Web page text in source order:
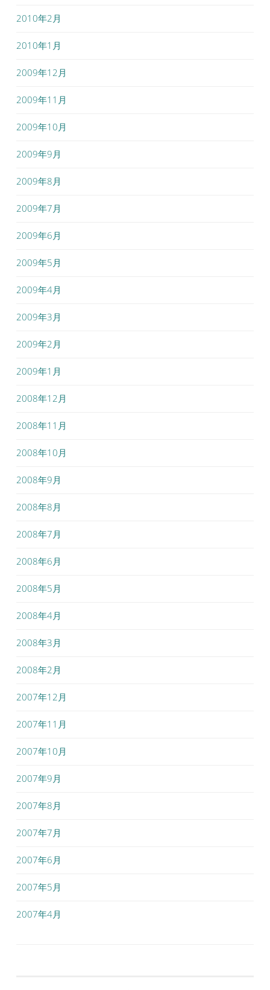
2010年2月
2010年1月
2009年12月
2009年11月
2009年10月
2009年9月
2009年8月
2009年7月
2009年6月
2009年5月
2009年4月
2009年3月
2009年2月
2009年1月
2008年12月
2008年11月
2008年10月
2008年9月
2008年8月
2008年7月
2008年6月
2008年5月
2008年4月
2008年3月
2008年2月
2007年12月
2007年11月
2007年10月
2007年9月
2007年8月
2007年7月
2007年6月
2007年5月
2007年4月